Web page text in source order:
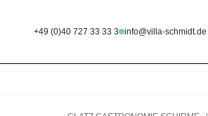
+49 (0)40 727 33 33 3 info@villa-schmidt.de